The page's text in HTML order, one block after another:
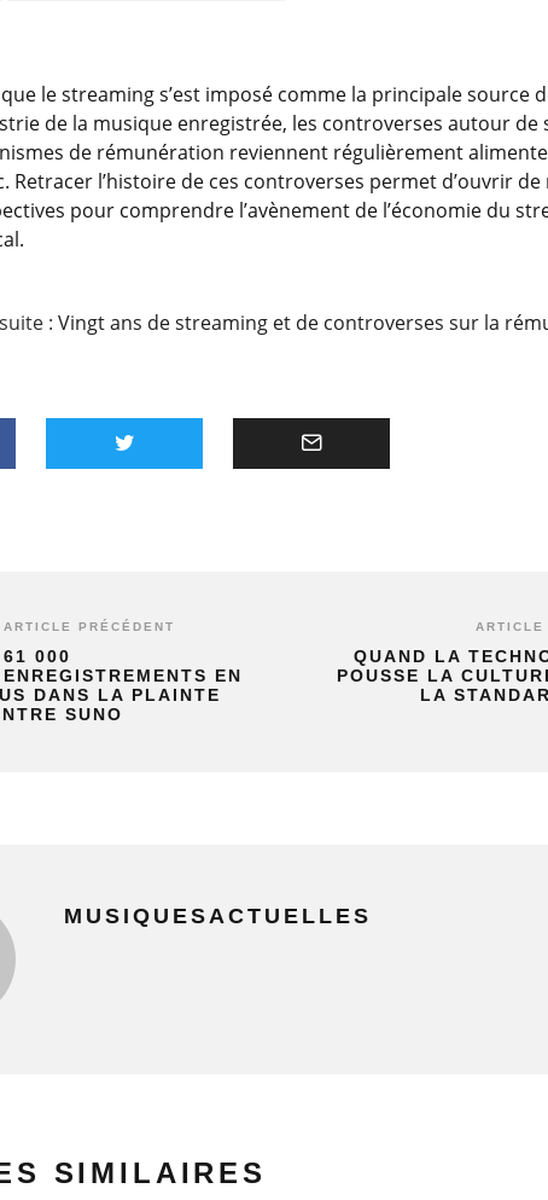
le streaming s’est imposé comme la principale source
de la musique enregistrée, les controverses autour de
de rémunération reviennent régulièrement
Retracer l’histoire de ces controverses permet d’ouvrir de
pour comprendre l’avènement de l’économie du
: Vingt ans de streaming et de controverses sur la
ARTICLE PRÉCÉDENT
61 000
ENREGISTREMENTS EN
DANS LA PLAINTE
SUNO
ARTICLE
QUAND LA
POUSSE LA
LA
MUSIQUESACTUELLES
SIMILAIRES